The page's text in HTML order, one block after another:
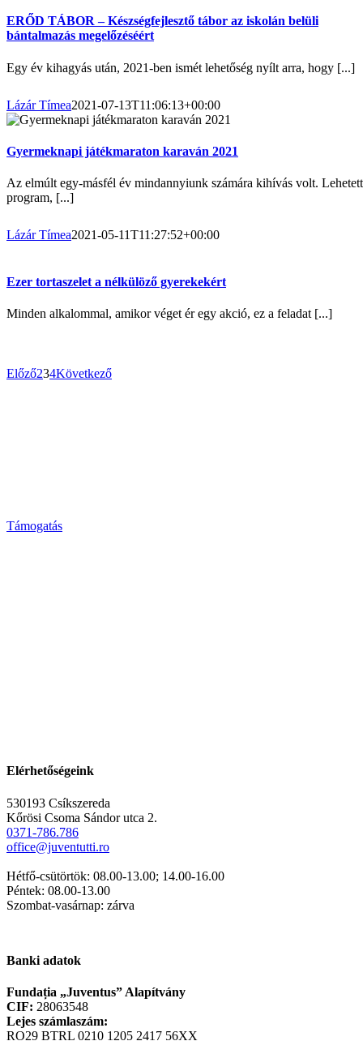
ERŐD TÁBOR – Készségfejlesztő tábor az iskolán belüli
bántalmazás megelőzéséért
Egy év kihagyás után, 2021-ben ismét lehetőség nyílt arra, hogy [...]
Lázár Tímea2021-07-13T11:06:13+00:00
Gyermeknapi játékmaraton karaván 2021
Az elmúlt egy-másfél év mindannyiunk számára kihívás volt. Lehetett
program, [...]
Lázár Tímea2021-05-11T11:27:52+00:00
Ezer tortaszelet a nélkülöző gyerekekért
Minden alkalommal, amikor véget ér egy akció, ez a feladat [...]
Előző234Következő
Támogatás
Elérhetőségeink
530193 Csíkszereda
Kőrösi Csoma Sándor utca 2.
0371-786.786
office@juventutti.ro
Hétfő-csütörtök: 08.00-13.00; 14.00-16.00
Péntek: 08.00-13.00
Szombat-vasárnap: zárva
Banki adatok
Fundația „Juventus” Alapítvány
CIF: 28063548
Lejes számlaszám:
RO29 BTRL 0210 1205 2417 56XX